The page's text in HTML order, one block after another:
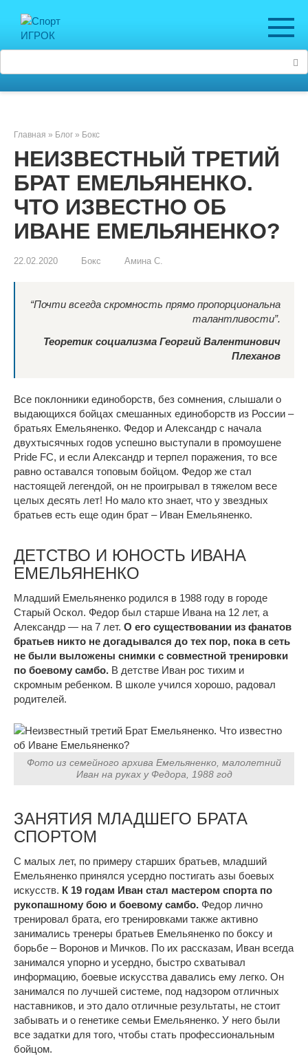
контенту
Главная » Блог » Бокс
НЕИЗВЕСТНЫЙ ТРЕТИЙ
БРАТ ЕМЕЛЬЯНЕНКО.
ЧТО ИЗВЕСТНО ОБ
ИВАНЕ ЕМЕЛЬЯНЕНКО?
22.02.2020 Бокс Амина С.
“Почти всегда скромность прямо пропорциональна
талантливости”.
Теоретик социализма Георгий Валентинович
Плеханов
Все поклонники единоборств, без сомнения, слышали о
выдающихся бойцах смешанных единоборств из России –
братьях Емельяненко. Федор и Александр с начала
двухтысячных годов успешно выступали в промоушене
Pride FC, и если Александр и терпел поражения, то все
равно оставался топовым бойцом. Федор же стал
настоящей легендой, он не проигрывал в тяжелом весе
целых десять лет! Но мало кто знает, что у звездных
братьев есть еще один брат – Иван Емельяненко.
ДЕТСТВО И ЮНОСТЬ ИВАНА
ЕМЕЛЬЯНЕНКО
Младший Емельяненко родился в 1988 году в городе
Старый Оскол. Федор был старше Ивана на 12 лет, а
Александр — на 7 лет. О его существовании из фанатов
братьев никто не догадывался до тех пор, пока в сеть
не были выложены снимки с совместной тренировки
по боевому самбо. В детстве Иван рос тихим и
скромным ребенком. В школе учился хорошо, радовал
родителей.
Фото из семейного архива Емельяненко, малолетний
Иван на руках у Федора, 1988 год
ЗАНЯТИЯ МЛАДШЕГО БРАТА
СПОРТОМ
С малых лет, по примеру старших братьев, младший
Емельяненко принялся усердно постигать азы боевых
искусств. К 19 годам Иван стал мастером спорта по
рукопашному бою и боевому самбо. Федор лично
тренировал брата, его тренировками также активно
занимались тренеры братьев Емельяненко по боксу и
борьбе – Воронов и Мичков. По их рассказам, Иван всегда
занимался упорно и усердно, быстро схватывал
информацию, боевые искусства давались ему легко. Он
занимался по лучшей системе, под надзором отличных
наставников, и это дало отличные результаты, не стоит
забывать и о генетике семьи Емельяненко. У него были
все задатки для того, чтобы стать профессиональным
бойцом.